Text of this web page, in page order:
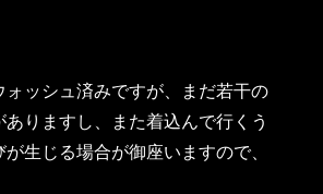
ォッシュ済みですが、まだ若干の
りますし、また着込んで行くう
生じる場合が御座いますので、